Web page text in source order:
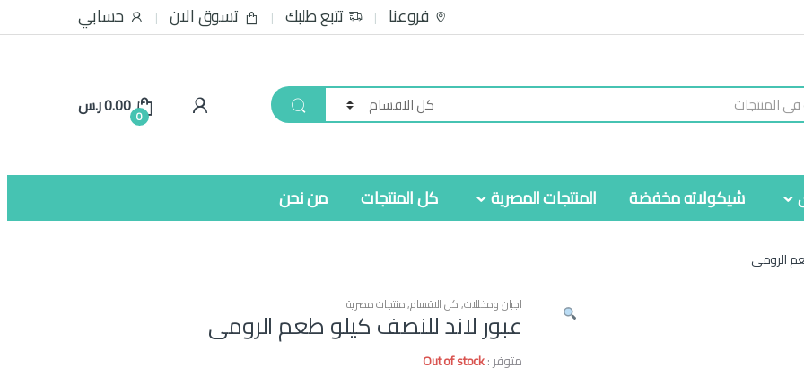
فروعنا تتبع طلبك تسوق الان حسابي
0
0.00ر.س
شيكولاته مخفضة المنتجات المصرية كل المنتجات من نحن
الرومى
اجبان ومخللات,كل الاقسام,منتجات مصرية
عبور لاند للنصف كيلو طعم الرومى
متوفر :Out of stock